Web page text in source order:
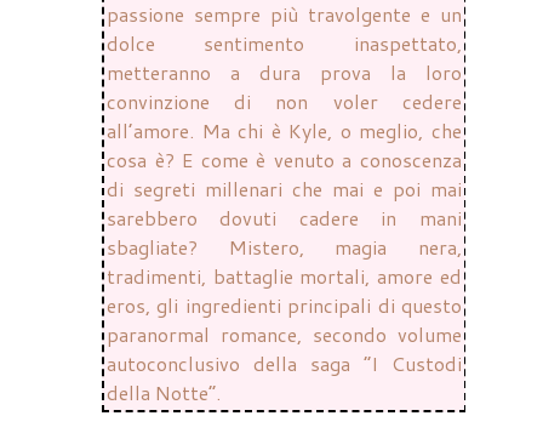
passione sempre più travolgente e un
dolce sentimento inaspettato,
metteranno a dura prova la loro
convinzione di non voler cedere
all’amore. Ma chi è Kyle, o meglio, che
cosa è? E come è venuto a conoscenza
di segreti millenari che mai e poi mai
sarebbero dovuti cadere in mani
sbagliate? Mistero, magia nera,
tradimenti, battaglie mortali, amore ed
eros, gli ingredienti principali di questo
paranormal romance, secondo volume
autoconclusivo della saga “I Custodi
della Notte”.